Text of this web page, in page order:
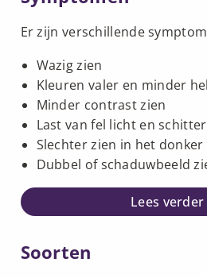
Er zijn verschillende
Wazig zien
Kleuren valer en minder
Minder contrast zien
Last van fel licht en
Slechter zien in het donker
Dubbel of schaduwbeeld
Lees verder
Soorten